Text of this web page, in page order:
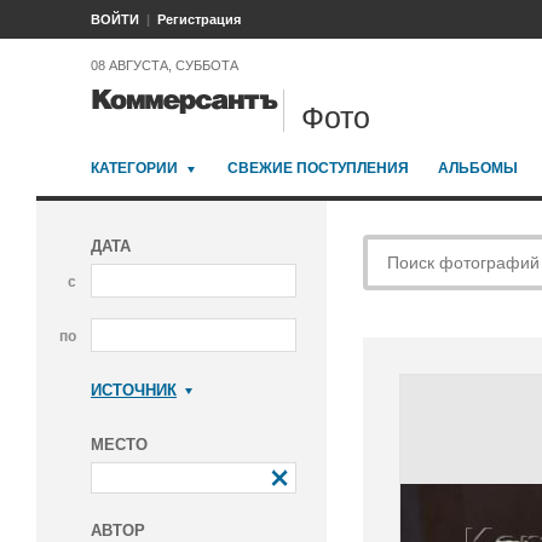
ВОЙТИ Регистрация
08 АВГУСТА, СУББОТА
Фото
КАТЕГОРИИ СВЕЖИЕ ПОСТУПЛЕНИЯ АЛЬБОМЫ
ДАТА
с
по
ИСТОЧНИК
МЕСТО
АВТОР